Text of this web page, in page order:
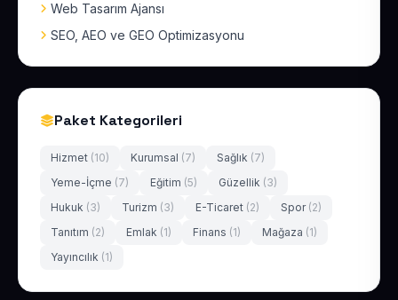
Web Tasarım Ajansı
SEO, AEO ve GEO Optimizasyonu
Paket Kategorileri
Hizmet (10) Kurumsal (7) Sağlık (7)
Yeme-İçme (7) Eğitim (5) Güzellik (3)
Hukuk (3) Turizm (3) E-Ticaret (2) Spor (2)
Tanıtım (2) Emlak (1) Finans (1) Mağaza (1)
Yayıncılık (1)